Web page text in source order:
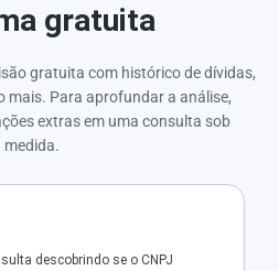
gratuita
gratuita com histórico de dívidas,
mais. Para aprofundar a análise,
extras em uma consulta sob
medida.
descobrindo se o CNPJ